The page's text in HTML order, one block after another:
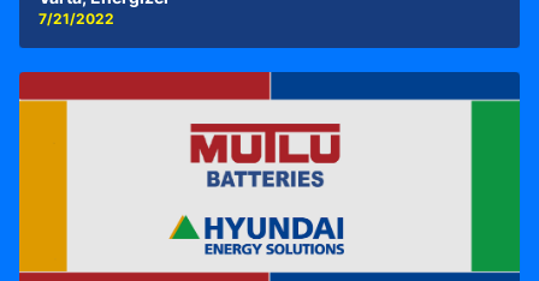
7/21/2022